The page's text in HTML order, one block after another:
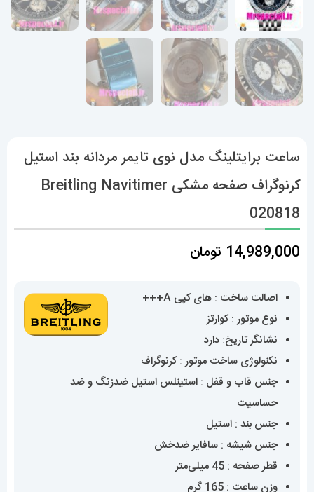
ساعت برایتلینگ مدل نوی تایمر مردانه بند استیل
کرنوگراف صفحه مشکی Breitling Navitimer
020818
14,989,000 تومان
اصالت ساخت : های کپی A+++
نوع موتور : کوارتز
نشانگر تاریخ: دارد
نکنولوژی ساخت موتور : کرنوگراف
جنس قاب و قفل : استینلس استیل ضدزنگ و ضد
حساسیت
جنس بند : استیل
جنس شیشه : سافایر ضدخش
قطر صفحه : 45 میلی‌متر
وزن ساعت : 165 گرم